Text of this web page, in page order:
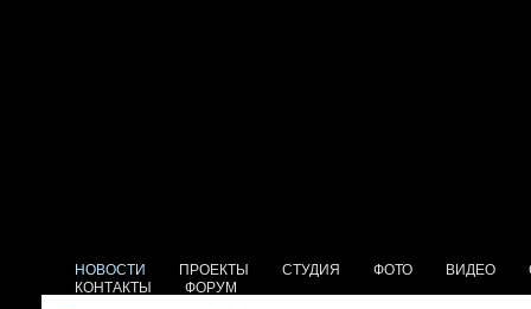
НОВОСТИ ПРОЕКТЫ СТУДИЯ ФОТО ВИДЕО
КОНТАКТЫ
ФОРУМ